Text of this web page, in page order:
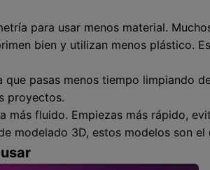
para usar menos material.
bien y utilizan menos plástico.
pasas menos tiempo limpiando
proyectos.
fluido. Empiezas más rápido,
modelado 3D, estos modelos son el